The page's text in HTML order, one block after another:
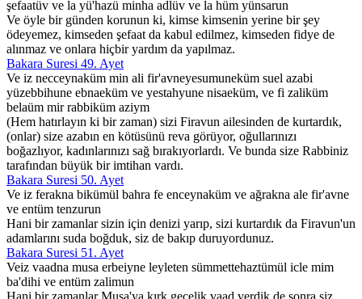
şefaatüv ve la yü'hazü minha adlüv ve la hüm yünsarun
Ve öyle bir günden korunun ki, kimse kimsenin yerine bir şey
ödeyemez, kimseden şefaat da kabul edilmez, kimseden fidye de
alınmaz ve onlara hiçbir yardım da yapılmaz.
Bakara Suresi 49. Ayet
Ve iz necceynaküm min ali fir'avneyesumuneküm suel azabi
yüzebbihune ebnaeküm ve yestahyune nisaeküm, ve fi zaliküm
belaüm mir rabbiküm aziym
(Hem hatırlayın ki bir zaman) sizi Firavun ailesinden de kurtardık,
(onlar) size azabın en kötüsünü reva görüyor, oğullarınızı
boğazlıyor, kadınlarınızı sağ bırakıyorlardı. Ve bunda size Rabbiniz
tarafından büyük bir imtihan vardı.
Bakara Suresi 50. Ayet
Ve iz ferakna bikümül bahra fe enceynaküm ve ağrakna ale fir'avne
ve entüm tenzurun
Hani bir zamanlar sizin için denizi yarıp, sizi kurtardık da Firavun'un
adamlarını suda boğduk, siz de bakıp duruyordunuz.
Bakara Suresi 51. Ayet
Veiz vaadna musa erbeiyne leyleten sümmettehaztümül icle mim
ba'dihi ve entüm zalimun